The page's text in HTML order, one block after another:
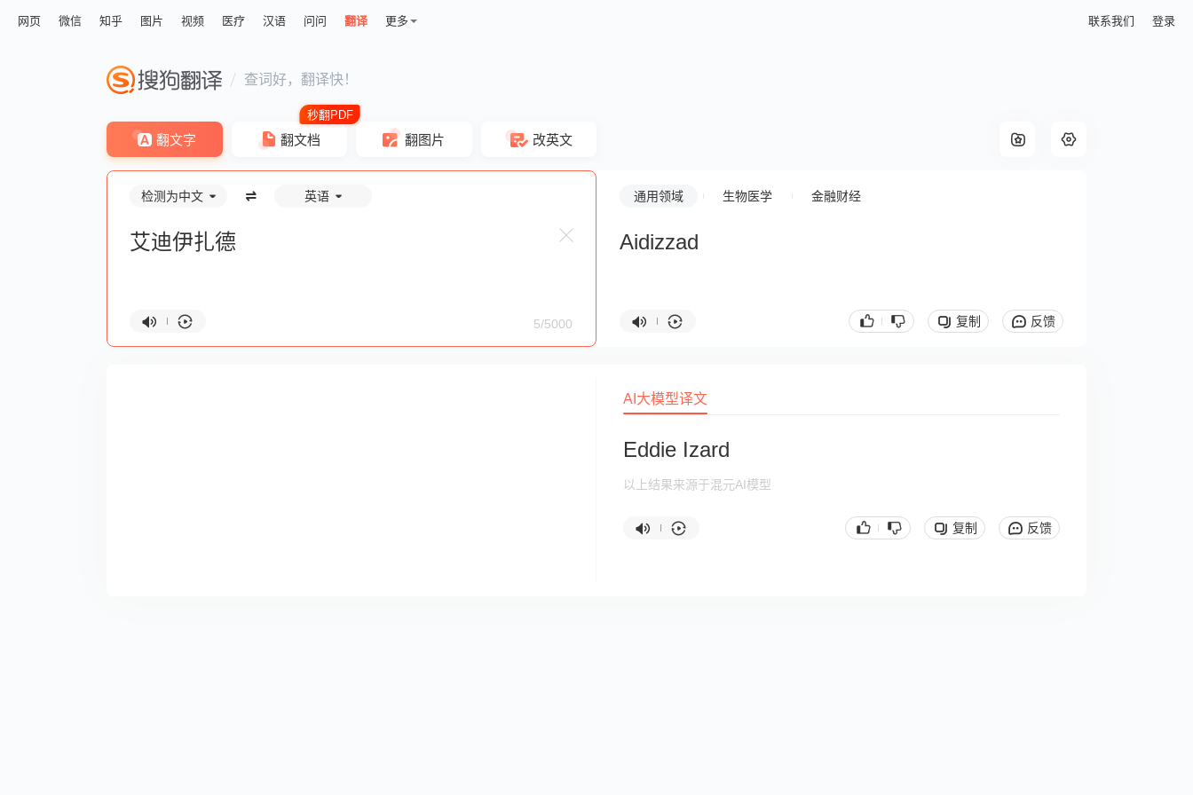
网页 微信 知乎 图片 视频 医疗 汉语 问问 翻译 更多 联系我们 登录
查词好，翻译快！
翻文字 翻文档 翻图片 改英文
检测为中文 英语
5/5000
通用领域 生物医学 金融财经
Aidizzad
复制 反馈
AI大模型译文
Eddie Izard
以上结果来源于混元AI模型
复制 反馈